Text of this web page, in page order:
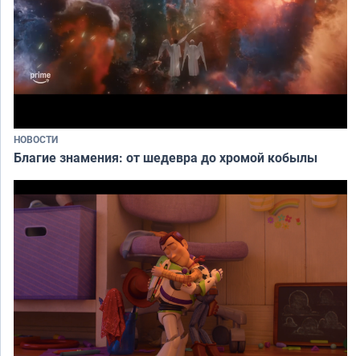
НОВОСТИ
Благие знамения: от шедевра до хромой кобылы